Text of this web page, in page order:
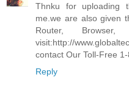
Thnku for uploading
me.we are also given
Router, Browser,
visit:http://
contact Our Toll-Free
Reply